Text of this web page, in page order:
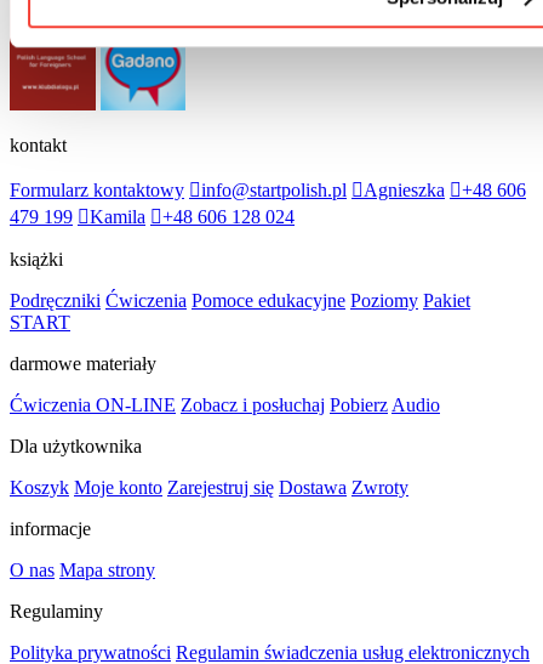
kontakt
Formularz kontaktowy info@startpolish.pl Agnieszka
+48 606
479 199
Kamila +48 606 128 024
książki
Podręczniki Ćwiczenia Pomoce edukacyjne Poziomy Pakiet
START
darmowe materiały
Ćwiczenia ON-LINE Zobacz i posłuchaj Pobierz Audio
Dla użytkownika
Koszyk Moje konto Zarejestruj się Dostawa Zwroty
informacje
O nas Mapa strony
Regulaminy
Polityka prywatności Regulamin świadczenia usług elektronicznych